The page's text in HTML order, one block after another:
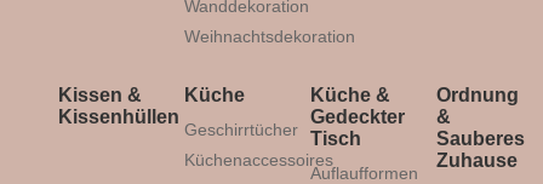
Wanddekoration
Weihnachtsdekoration
Kissen &
Kissenhüllen
Küche
Geschirrtücher
Küchenaccessoires
Küche &
Gedeckter
Tisch
Auflaufformen
Ordnung
&
Sauberes
Zuhause